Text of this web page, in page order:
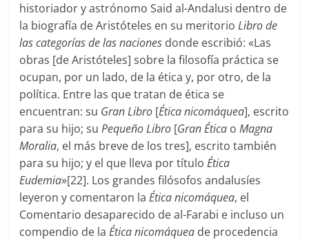
historiador y astrónomo Said al-Andalusi dentro de
la biografía de Aristóteles en su meritorioLibro de
las categorías de las naciones donde escribió: «Las
obras [de Aristóteles] sobre la filosofía práctica se
ocupan, por un lado, de la ética y, por otro, de la
política. Entre las que tratan de ética se
encuentran: su Gran Libro [Ética nicomáquea], escrito
para su hijo; suPequeño Libro [Gran Ética oMagna
Moralia, el más breve de los tres], escrito también
para su hijo; y el que lleva por títuloÉtica
Eudemia»[22]. Los grandes filósofos andalusíes
leyeron y comentaron laÉtica nicomáquea, el
Comentario desaparecido de al-Farabi e incluso un
compendio de laÉtica nicomáquea de procedencia